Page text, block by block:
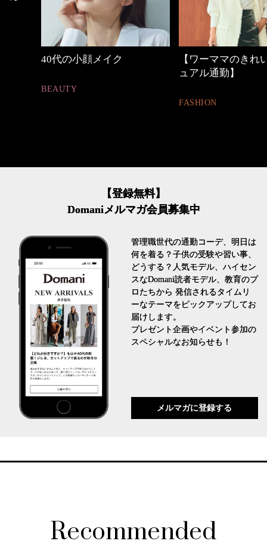
【ワーママのきれいめカジ
心地よくいられる
とは
FASHION
【登録無料】
Domaniメルマガ会員募集中
管理職世代の通勤コーデ、明日は
何を着る？子供の受験や習い事、
どうする？人気モデル、ハイセン
スなDomani読者モデル、教育のプ
ロたちから 発信されるタイムリ
ーなテーマをピックアップしてお
届けします。
プレゼント企画やイベント参加の
スペシャルなお知らせも！
メルマガに登録する
Recommended